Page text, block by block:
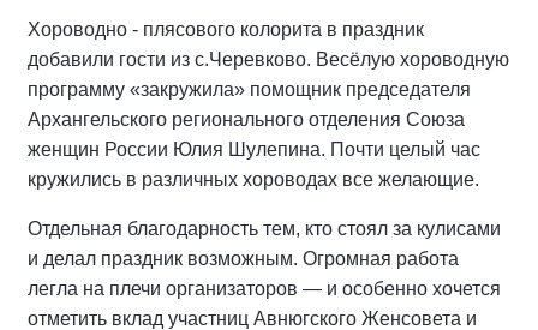
Хороводно - плясового колорита в праздник
добавили гости из с.Черевково. Весёлую хороводную
программу «закружила» помощник председателя
Архангельского регионального отделения Союза
женщин России Юлия Шулепина. Почти целый час
кружились в различных хороводах все желающие.
Отдельная благодарность тем, кто стоял за кулисами
и делал праздник возможным. Огромная работа
легла на плечи организаторов — и особенно хочется
отметить вклад участниц Авнюгского Женсовета и